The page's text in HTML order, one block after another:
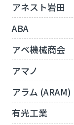
アネスト岩田
ABA
アベ機械商会
アマノ
アラム (ARAM)
有光工業